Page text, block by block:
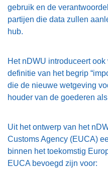
gebruik en de
partijen die data zullen
hub.
Het nDWU introduceert
definitie van het begrip
die de nieuwe wetgeving
houder van de goederen
Uit het ontwerp van het
Customs Agency (EUCA)
binnen het toekomstig
EUCA bevoegd zijn voor: